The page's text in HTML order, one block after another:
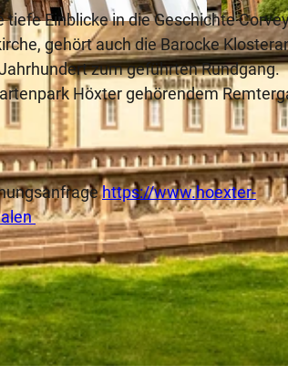
© Stadt Höxter,
Einblicke in die Geschichte
gehört auch die Barocke
zum geführten Rundgang.
Höxter gehörendem
https://www.hoexter-